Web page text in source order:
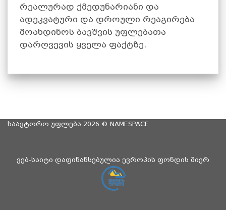
რეალურად ქმედუნარიანი და
ადეკვატური და დროული რეაგირება
მოახდინოს ბავშვის უფლებათა
დარღვევის ყველა ფაქტზე.
საავტორო უფლება 2026 © NAMESPACE
ვებ-საიტი დაფინანსებულია ევროპის ფონდის მიერ